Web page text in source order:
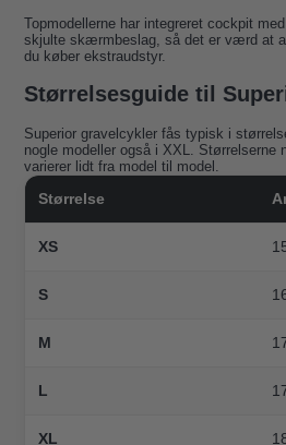
Topmodellerne har integreret cockpit
skjulte skærmbeslag, så det er værd at
du køber ekstraudstyr.
Størrelsesguide til
Superior gravelcykler fås typisk i
nogle modeller også i XXL. Størrelserne
varierer lidt fra model til model.
Størrelse
XS
S
M
L
XL